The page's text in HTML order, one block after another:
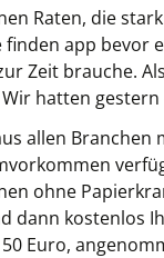
Raten, die
app bevor
Zeit brauche.
hatten
allen Branchen
ohne
dann kostenlos
Euro,